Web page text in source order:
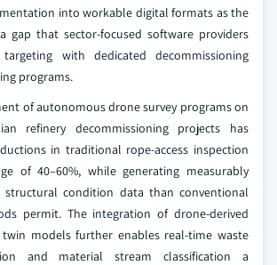
into workable digital formats as the
gap that sector-focused software providers
with dedicated decommissioning
programs.
of autonomous drone survey programs on
refinery decommissioning projects has
in traditional rope-access inspection
of 40–60%, while generating measurably
structural condition data than conventional
permit. The integration of drone-derived
models further enables real-time waste
and material stream classification a